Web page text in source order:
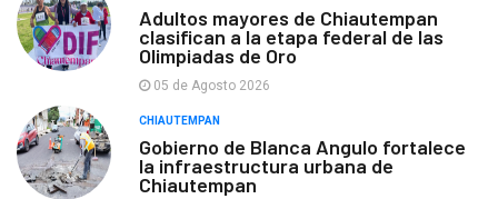
Adultos mayores de Chiautempan
clasifican a la etapa federal de las
Olimpiadas de Oro
05 de Agosto 2026
CHIAUTEMPAN
Gobierno de Blanca Angulo fortalece
la infraestructura urbana de
Chiautempan